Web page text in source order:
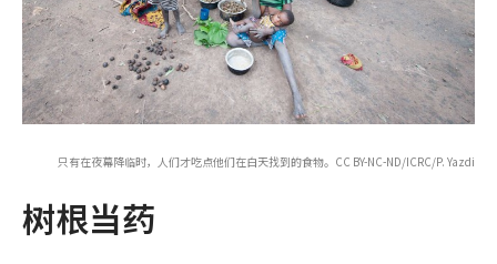
只有在夜幕降临时，人们才吃点他们在白天找到的食物。CC BY-NC-ND/ICRC/P. Yazdi
树根当药